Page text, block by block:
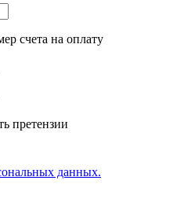
счета на оплату
претензии
данных.